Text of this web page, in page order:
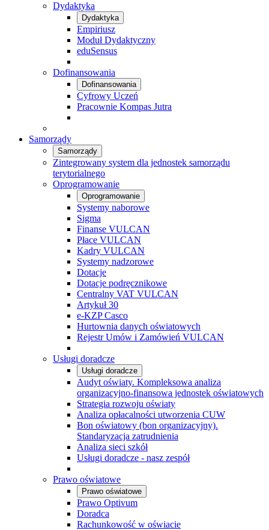
Dydaktyka
Dydaktyka
Empiriusz
Moduł Dydaktyczny
eduSensus
Dofinansowania
Dofinansowania
Cyfrowy Uczeń
Pracownie Kompas Jutra
Samorządy
Samorządy
Zintegrowany system dla jednostek samorządu
terytorialnego
Oprogramowanie
Oprogramowanie
Systemy naborowe
Sigma
Finanse VULCAN
Płace VULCAN
Kadry VULCAN
Systemy nadzorowe
Dotacje
Dotacje podręcznikowe
Centralny VAT VULCAN
Artykuł 30
e-KZP Casco
Hurtownia danych oświatowych
Rejestr Umów i Zamówień VULCAN
Usługi doradcze
Usługi doradcze
Audyt oświaty. Kompleksowa analiza
organizacyjno-finansowa jednostek oświatowych
Strategia rozwoju oświaty
Analiza opłacalności utworzenia CUW
Bon oświatowy (bon organizacyjny).
Standaryzacja zatrudnienia
Analiza sieci szkół
Usługi doradcze - nasz zespół
Prawo oświatowe
Prawo oświatowe
Prawo Optivum
Doradca
Rachunkowość w oświacie